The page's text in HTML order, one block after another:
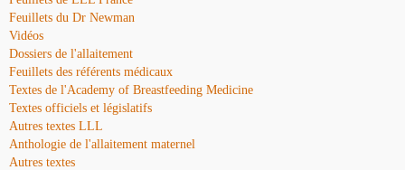
Feuillets du Dr Newman
Vidéos
Dossiers de l'allaitement
Feuillets des référents médicaux
Textes de l'Academy of Breastfeeding Medicine
Textes officiels et législatifs
Autres textes LLL
Anthologie de l'allaitement maternel
Autres textes